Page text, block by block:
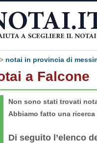
> notai in provincia di
a Falcone
Non sono stati trovati
Abbiamo fatto una
Di seguito l’elenco